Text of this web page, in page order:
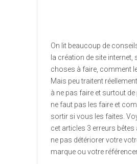
On lit beaucoup de
la création de site internet,
choses à faire, comment
Mais peu traitent
à ne pas faire et surtout de
ne faut pas les faire et
sortir si vous les faites.
cet articles 3 erreurs bêtes
ne pas détériorer votre
marque ou votre